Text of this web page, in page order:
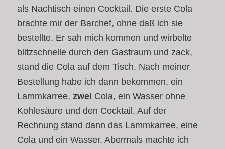
als Nachtisch einen Cocktail. Die erste Cola
brachte mir der Barchef, ohne daß ich sie
bestellte. Er sah mich kommen und wirbelte
blitzschnelle durch den Gastraum und zack,
stand die Cola auf dem Tisch. Nach meiner
Bestellung habe ich dann bekommen, ein
Lammkarree,zwei Cola, ein Wasser ohne
Kohlesäure und den Cocktail. Auf der
Rechnung stand dann das Lammkarree, eine
Cola und ein Wasser. Abermals machte ich